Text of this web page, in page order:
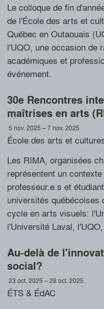
Le colloque de fin
de l'École des arts et
Québec en Outaouais
l'UQO, une occasion de
académiques et
événement.
30e Rencontres
maîtrises en arts
5 nov. 2025– 7 nov. 2025
École des arts et
Les RIMA, organisées
représentent un
professeur.e.s et
universités québécoises
cycle en arts visuels:
l'Université Laval,
Au-delà de
social?
23 oct. 2025– 28 oct. 2025
ÉTS & ÉdAC